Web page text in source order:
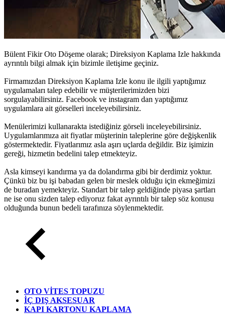
Bülent Fikir Oto Döşeme olarak; Direksiyon Kaplama Izle hakkında
ayrıntılı bilgi almak için bizimle iletişime geçiniz.
Firmamızdan Direksiyon Kaplama Izle konu ile ilgili yaptığımız
uygulamaları talep edebilir ve müşterilerimizden bizi
sorgulayabilirsiniz. Facebook ve instagram dan yaptığımız
uygulamlara ait görselleri inceleyebilirsiniz.
Menülerimizi kullanarakta istediğiniz görseli inceleyebilirsiniz.
Uygulamlarımıza ait fiyatlar müşterinin taleplerine göre değişkenlik
göstermektedir. Fiyatlarımız asla aşırı uçlarda değildir. Biz işimizin
gereği, hizmetin bedelini talep etmekteyiz.
Asla kimseyi kandırma ya da dolandırma gibi bir derdimiz yoktur.
Çünkü biz bu işi babadan gelen bir meslek olduğu için ekmeğimizi
de buradan yemekteyiz. Standart bir talep geldiğinde piyasa şartları
ne ise onu sizden talep ediyoruz fakat ayrıntılı bir talep söz konusu
olduğunda bunun bedeli tarafınıza söylenmektedir.
OTO VİTES TOPUZU
İÇ DIŞ AKSESUAR
KAPI KARTONU KAPLAMA